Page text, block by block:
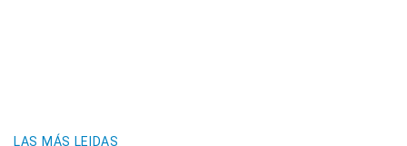
LAS MÁS LEIDAS